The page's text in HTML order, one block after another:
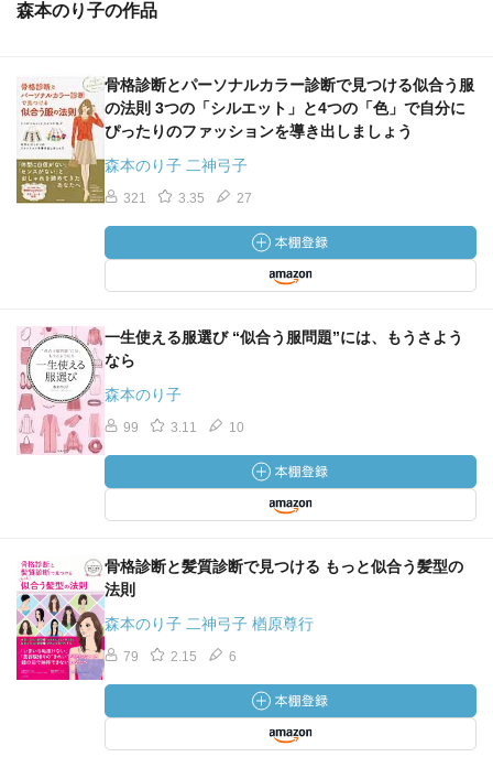
・ファッションは自信を持った者勝ち
・好きと似合うの両立
森本のり子の作品
骨格診断とパーソナルカラー診断で見つける似合う服
の法則 3つの「シルエット」と4つの「色」で自分に
ぴったりのファッションを導き出しましょう
森本のり子 二神弓子
321 3.35 27
一生使える服選び “似合う服問題”には、もうさよう
なら
森本のり子
99 3.11 10
骨格診断と髪質診断で見つける もっと似合う髪型の
法則
森本のり子 二神弓子 楢原尊行
79 2.15 6